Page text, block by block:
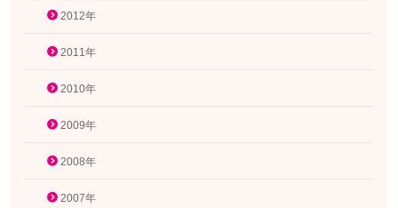
2012年
2011年
2010年
2009年
2008年
2007年